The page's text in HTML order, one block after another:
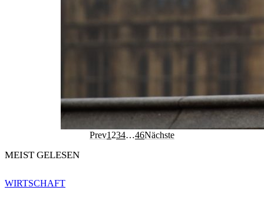
Prev1 234…46Nächste
MEIST GELESEN
WIRTSCHAFT